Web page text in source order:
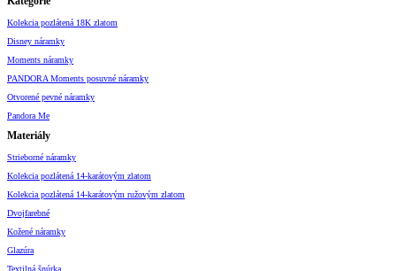
Kolekcia pozlátená 18K zlatom
Disney náramky
Moments náramky
PANDORA Moments posuvné náramky
Otvorené pevné náramky
Pandora Me
Materiály
Strieborné náramky
Kolekcia pozlátená 14-karátovým zlatom
Kolekcia pozlátená 14-karátovým ružovým zlatom
Dvojfarebné
Kožené náramky
Glazúra
Textilná šnúrka